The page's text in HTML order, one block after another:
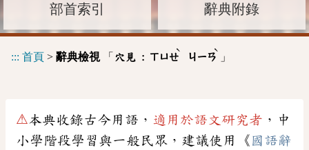
部首索引 辭典附錄
::: 首頁 > 辭典檢視「 穴見 : ㄒㄩㄝ
ˋ
ㄐㄧㄢ
ˋ
」
⚠本典收錄古今用語， 適用於語文研究者 ，中
小學階段學習與一般民眾，建議使用《 國語辭